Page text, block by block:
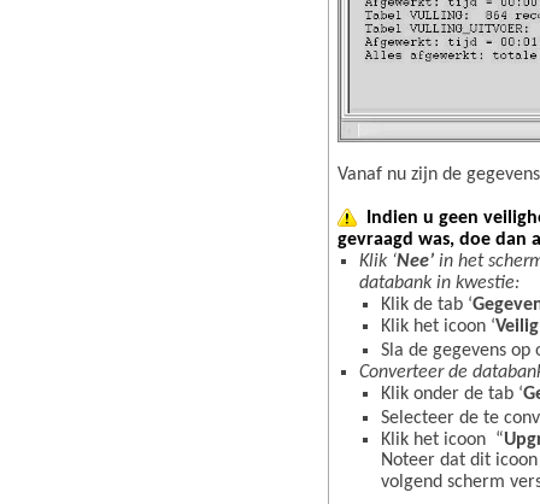
Vanaf nu zijn de
Indien u geen
gevraagd was, doe dan
Klik ‘Nee’ in het
databank in kwestie:
Klik de tab ‘
Klik het icoon ‘
Sla de gegevens
Converteer de
Klik onder de tab ‘
Selecteer de te
Klik het icoon “
Noteer dat dit
volgend scherm